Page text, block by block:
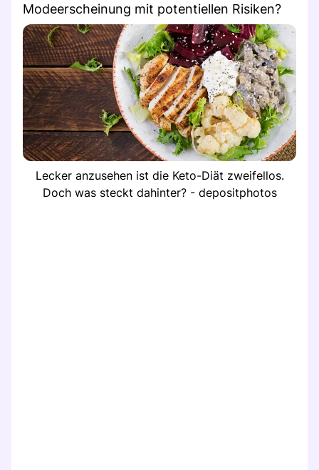
Modeerscheinung mit potentiellen Risiken?
Lecker anzusehen ist die Keto-Diät zweifellos.
Doch was steckt dahinter? - depositphotos